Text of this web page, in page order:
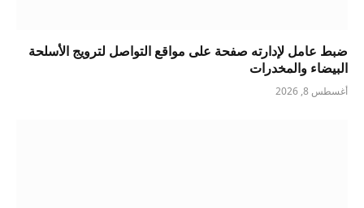
ضبط عامل لإدارته صفحة على مواقع التواصل لترويج الأسلحة
البيضاء والمخدرات
أغسطس 8, 2026